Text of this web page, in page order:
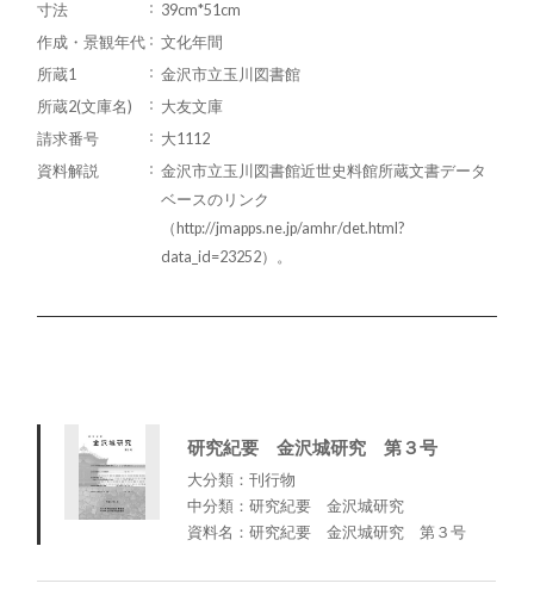
寸法
39cm*51cm
作成・景観年代
文化年間
所蔵1
金沢市立玉川図書館
所蔵2(文庫名)
大友文庫
請求番号
大1112
資料解説
金沢市立玉川図書館近世史料館所蔵文書データ
ベースのリンク
（http://jmapps.ne.jp/amhr/det.html?
data_id=23252）。
研究紀要 金沢城研究 第３号
大分類：刊行物
中分類：研究紀要 金沢城研究
資料名：研究紀要 金沢城研究 第３号